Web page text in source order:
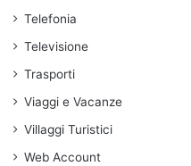
Telefonia
Televisione
Trasporti
Viaggi e Vacanze
Villaggi Turistici
Web Account